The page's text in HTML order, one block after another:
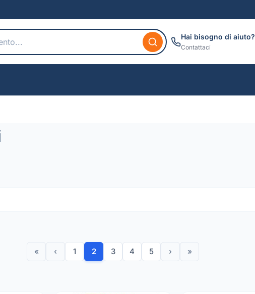
Hai bisogno di aiuto?
Contattaci
« ‹ 1 2 3 4 5 › »